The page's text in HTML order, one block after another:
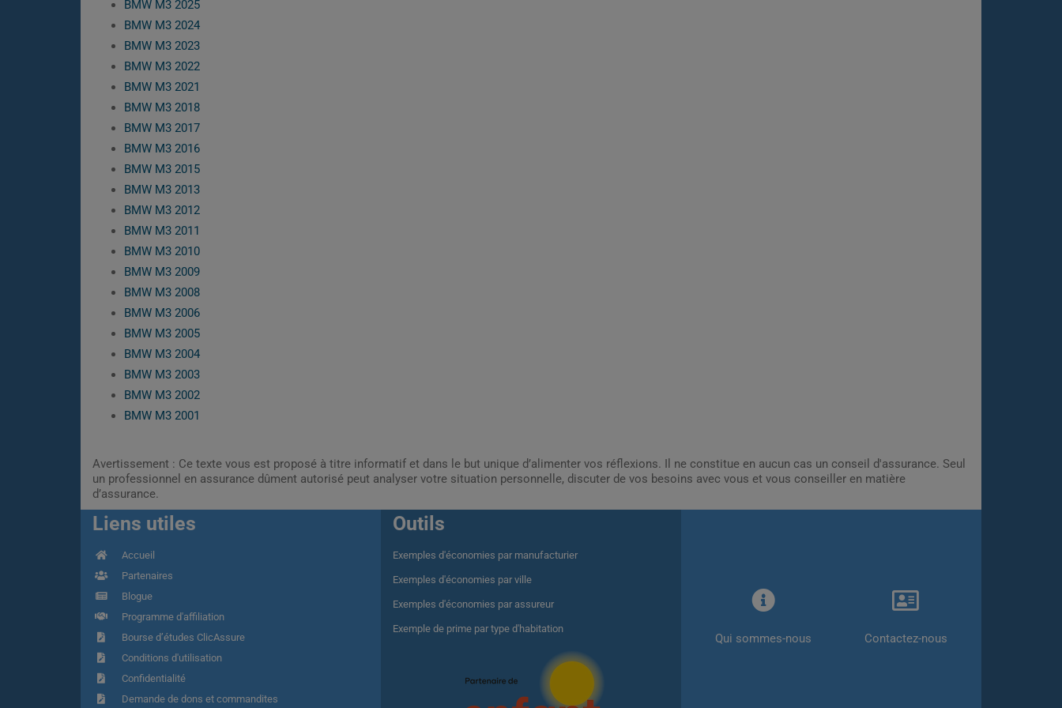
BMW M3 2025
BMW M3 2024
BMW M3 2023
BMW M3 2022
BMW M3 2021
BMW M3 2018
BMW M3 2017
BMW M3 2016
BMW M3 2015
BMW M3 2013
BMW M3 2012
BMW M3 2011
BMW M3 2010
BMW M3 2009
BMW M3 2008
BMW M3 2006
BMW M3 2005
BMW M3 2004
BMW M3 2003
BMW M3 2002
BMW M3 2001
Avertissement : Ce texte vous est proposé à titre informatif et dans le but unique d’alimenter vos réflexions. Il ne constitue en aucun cas un conseil d'assurance. Seul
un professionnel en assurance dûment autorisé peut analyser votre situation personnelle, discuter de vos besoins avec vous et vous conseiller en matière
d’assurance.
Liens utiles
Accueil
Partenaires
Blogue
Programme d'affiliation
Bourse d’études ClicAssure
Conditions d'utilisation
Confidentialité
Demande de dons et commandites
Outils
Exemples d'économies par manufacturier
Exemples d'économies par ville
Exemples d'économies par assureur
Exemple de prime par type d'habitation
Qui sommes-nous Contactez-nous